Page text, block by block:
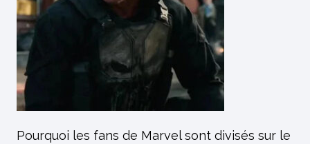
Pourquoi les fans de Marvel sont divisés sur le